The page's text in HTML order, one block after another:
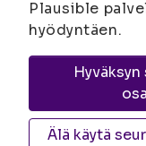
Joensuu
Kuopio
Plausible
hyödyntäen.
Älä käytä